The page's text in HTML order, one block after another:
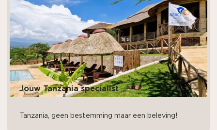
Jouw Tanzania specialist
Tanzania, geen bestemming maar een beleving!